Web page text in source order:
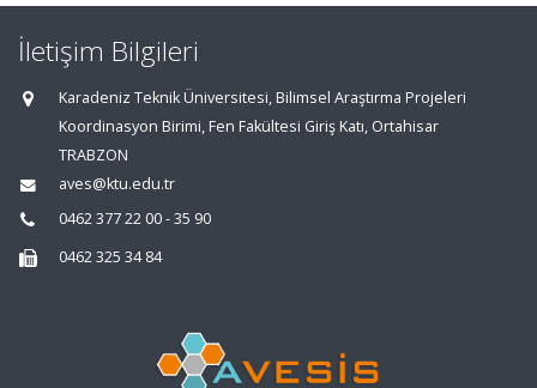
İletişim Bilgileri
Karadeniz Teknik Üniversitesi, Bilimsel Araştırma Projeleri
Koordinasyon Birimi, Fen Fakültesi Giriş Katı, Ortahisar
TRABZON
aves@ktu.edu.tr
0462 377 22 00 - 35 90
0462 325 34 84